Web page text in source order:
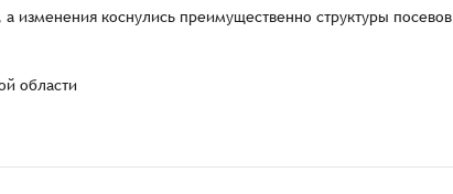
коснулись преимущественно структуры посевов
области